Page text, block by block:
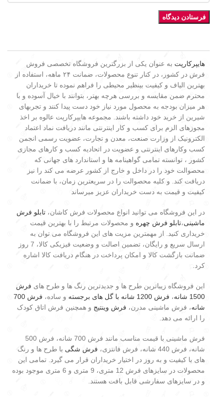
هایپرکارپت به عنوان یکی از بزرگترین فروشگاه تخصصی فروش
فرش در کشور، در کنار تنوع محصولات، ضمانت ۲۴ ماهه، استفاده از
بهترین الیاف و کیفیت بینظیر محیطی را فراهم نموده تا خریداران
محترم ضمن مقایسه و بررسی هرچه بهتر، بتوانند با خیال آسوده و با
هر میزان بودجه به محصول مورد نیاز خود دست پیدا کنند و تجربهای
شیرین از خرید خود داشته باشند. مجموعه هایپرکارپت عالوه بر اخذ
مجوزهای الزم برای کسب و کار اینترنتی مانند دریافت نماد اعتماد
الکترونیک از وزارت صنعت، معدن و تجارت، عضویت رسمی انجمن
کسب وکارهای اینترنتی و عضویت در اتحادیه کسب و کارهای مجازی
کشور ، توانسته تمامی گواهینامه ها و استاندارد های جهانی که
محصوالت خود را در داخل و خارج از کشور عرضه می کند را نیز
دریافت کند. و کلیه محصوالت را در سریعترین زمان، با ضمانت
کیفیت و قیمت به دست خریداران عزیز میرساند
در این فروشگاه می توانید انواع محصولات فرش کاشان، تابلو فرش
ماشینی،تابلو فرش چهره و محصولات مرتبط را با بهترین قیمت
خریداری کنید. از مهمترین مزیت های این فروشگاه می توان به
ارسال سریع و رایگان، تضمین اصالت و وضعیت فیزیکی کالا، 7 روز
ضمانت بازگشت کالا و امکان پرداخت در هنگام دریافت کالا اشاره
کرد.
این فروشگاه زیباترین طرح ها و جدیدترین رنگ ها و طرح های فرش
1500 شانه
، فرش 1200 شانه با گل های برجسته و ساده،
فرش 700
شانه، فرش ماشینی مدرن، فرش وینتیج و همچنین فرش اتاق کودک
را ارائه می دهد.
فرش ماشینی با قیمت مناسب مانند فرش 700 شانه، فرش 500
شانه، فرش 440 شانه، فرش فانتزی،
فرش شگی با طرح ها و رنگ
های با کیفیت و به روز در اختیار خریداران قرار می گیرد. تمامی این
محصولات در سایزهای فرش 12 متری، 9 متری و 6 متری موجود بوده
و در سایزهای سفارشی قابل بافت هستند.